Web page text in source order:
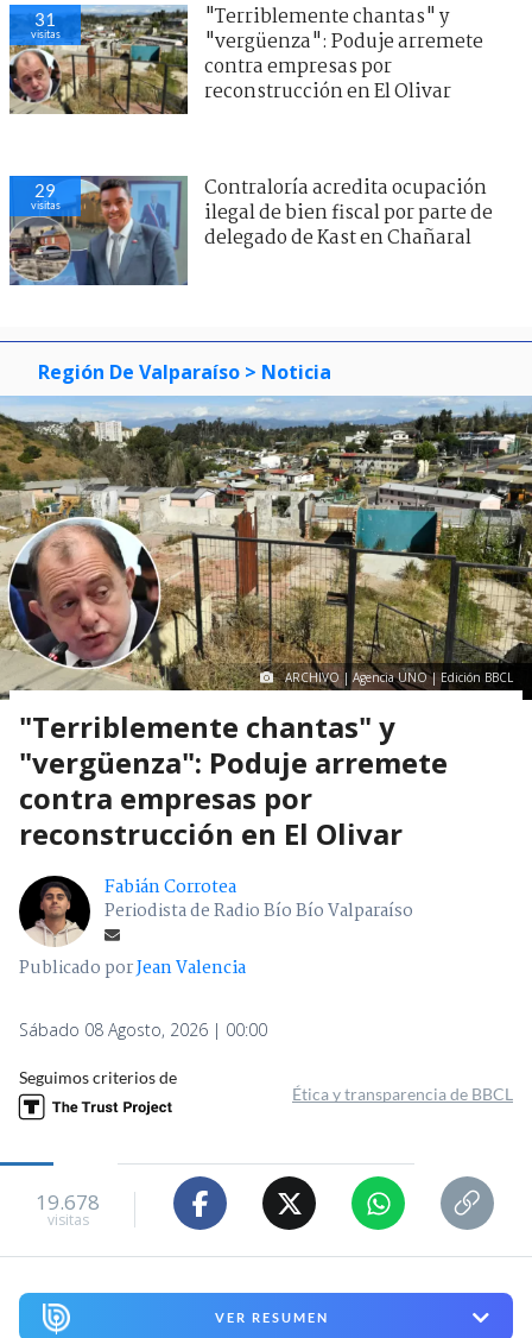
31
visitas
"Terriblemente chantas" y
"vergüenza": Poduje arremete
contra empresas por
reconstrucción en El Olivar
29
visitas
Contraloría acredita ocupación
ilegal de bien fiscal por parte de
delegado de Kast en Chañaral
Región De Valparaíso > Noticia
ARCHIVO | Agencia UNO | Edición BBCL
"Terriblemente chantas" y
"vergüenza": Poduje arremete
contra empresas por
reconstrucción en El Olivar
Fabián Corrotea
Periodista de Radio Bío Bío Valparaíso
Publicado porJean Valencia
Sábado 08 Agosto, 2026 | 00:00
Seguimos criterios de
Ética y transparencia de BBCL
19.678
visitas
VER RESUMEN